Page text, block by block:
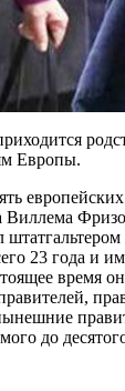
Европы.
23 года и
время
до